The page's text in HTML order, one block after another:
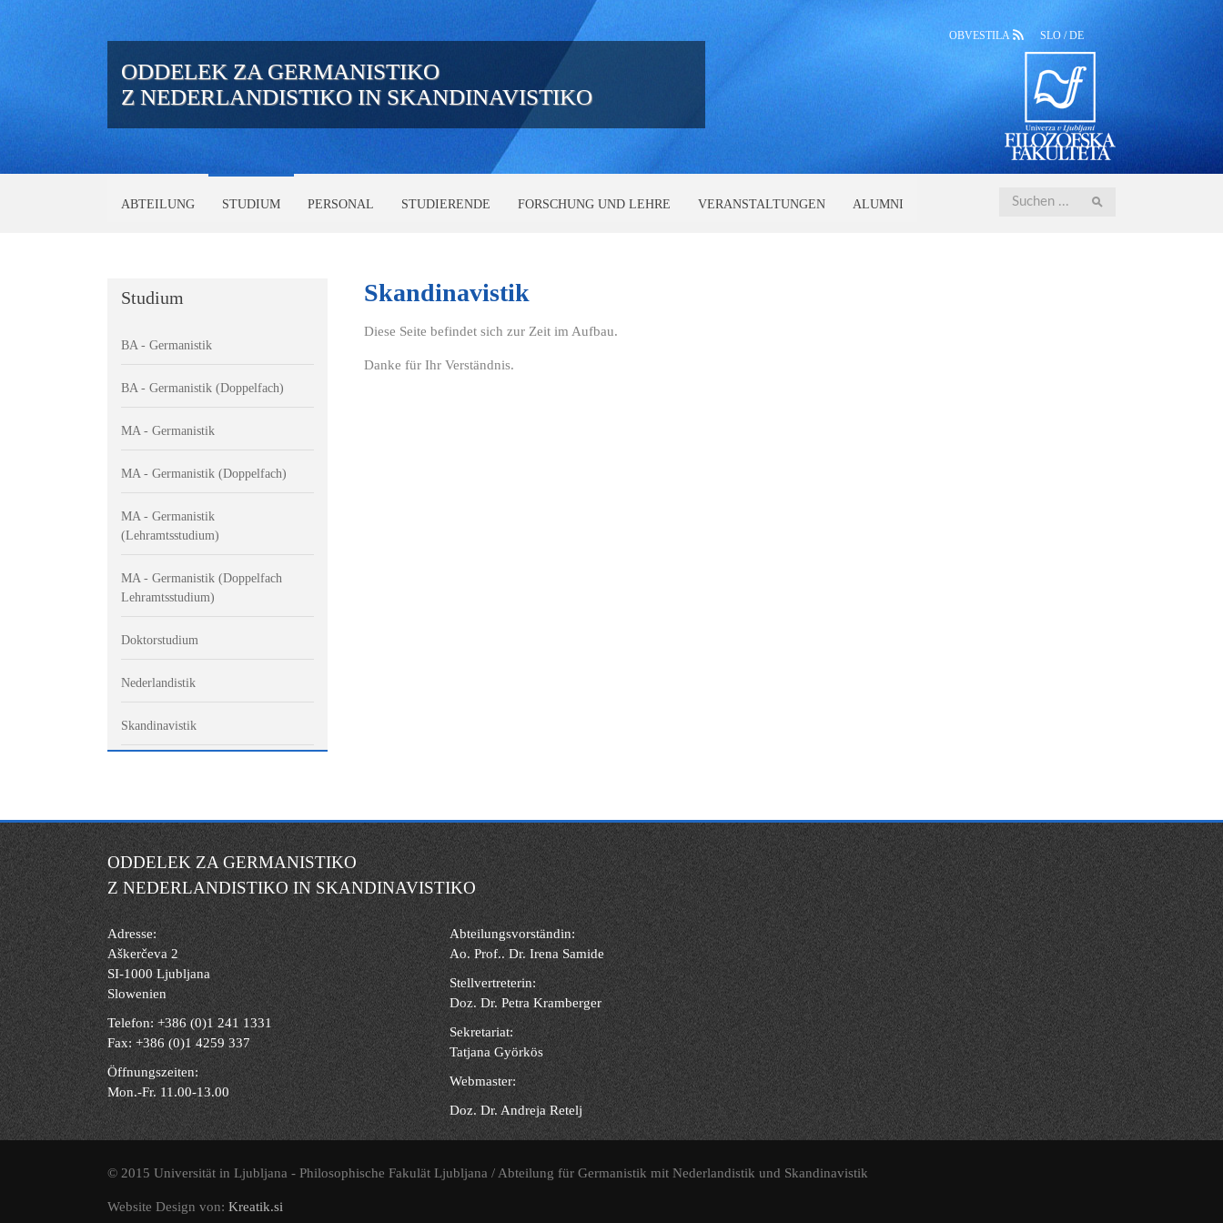
ODDELEK ZA GERMANISTIKO
Z NEDERLANDISTIKO IN SKANDINAVISTIKO
OBVESTILA SLO /DE
ABTEILUNG STUDIUM PERSONAL STUDIERENDE FORSCHUNG UND LEHRE VERANSTALTUNGEN ALUMNI
Iskanje
Studium
BA - Germanistik
BA - Germanistik (Doppelfach)
MA - Germanistik
MA - Germanistik (Doppelfach)
MA - Germanistik
(Lehramtsstudium)
MA - Germanistik (Doppelfach
Lehramtsstudium)
Doktorstudium
Nederlandistik
Skandinavistik
Skandinavistik
Diese Seite befindet sich zur Zeit im Aufbau.
Danke für Ihr Verständnis.
ODDELEK ZA GERMANISTIKO
Z NEDERLANDISTIKO IN SKANDINAVISTIKO
Adresse:
Aškerčeva 2
SI-1000 Ljubljana
Slowenien
Telefon: +386 (0)1 241 1331
Fax: +386 (0)1 4259 337
Öffnungszeiten:
Mon.-Fr. 11.00-13.00
Abteilungsvorständin:
Ao. Prof.. Dr. Irena Samide
Stellvertreterin:
Doz. Dr. Petra Kramberger
Sekretariat:
Tatjana Györkös
Webmaster:
Doz. Dr. Andreja Retelj
© 2015 Universität in Ljubljana - Philosophische Fakulät Ljubljana / Abteilung für Germanistik mit Nederlandistik und Skandinavistik
Website Design von: Kreatik.si